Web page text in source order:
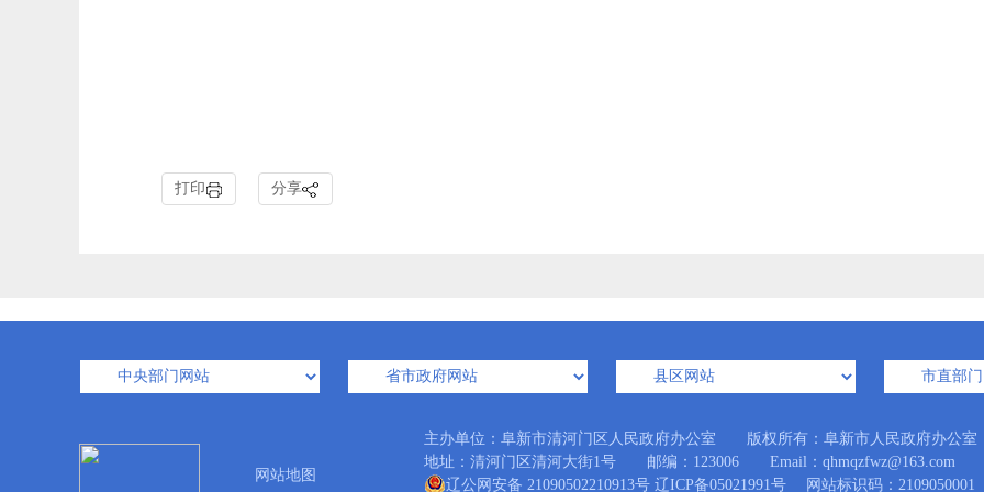
打印 分享
网站地图
主办单位：阜新市清河门区人民政府办公室 版权所有：阜新市人民政府办公室
地址：清河门区清河大街1号 邮编：123006 Email：qhmqzfwz@163.com
辽公网安备 21090502210913号 辽ICP备05021991号 网站标识码：2109050001